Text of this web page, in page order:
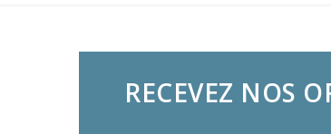
RECEVEZ NOS